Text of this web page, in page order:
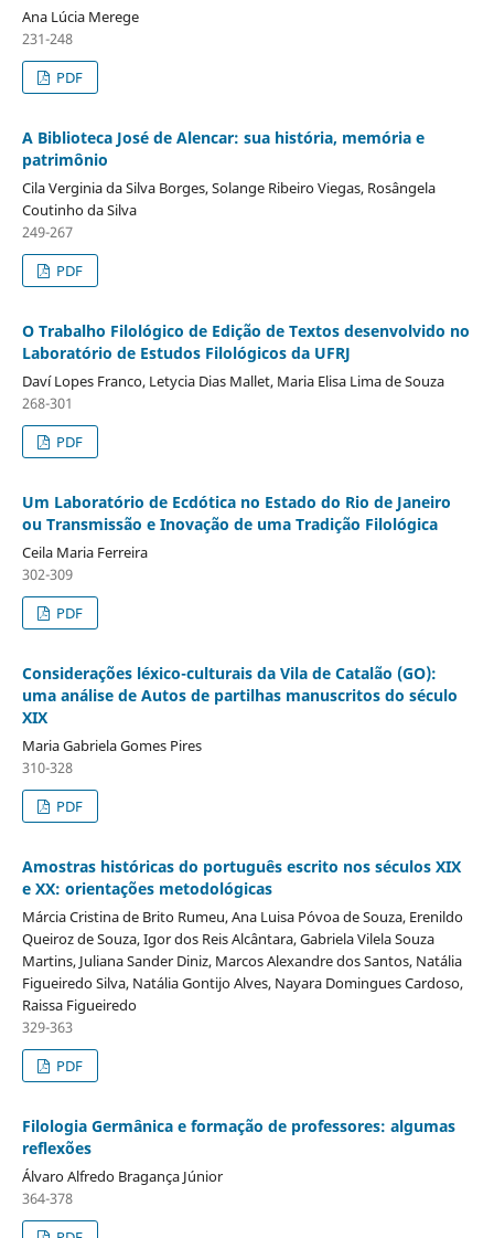
Ana Lúcia Merege
231-248
PDF
A Biblioteca José de Alencar: sua história, memória e
patrimônio
Cila Verginia da Silva Borges, Solange Ribeiro Viegas, Rosângela
Coutinho da Silva
249-267
PDF
O Trabalho Filológico de Edição de Textos desenvolvido no
Laboratório de Estudos Filológicos da UFRJ
Daví Lopes Franco, Letycia Dias Mallet, Maria Elisa Lima de Souza
268-301
PDF
Um Laboratório de Ecdótica no Estado do Rio de Janeiro
ou Transmissão e Inovação de uma Tradição Filológica
Ceila Maria Ferreira
302-309
PDF
Considerações léxico-culturais da Vila de Catalão (GO):
uma análise de Autos de partilhas manuscritos do século
XIX
Maria Gabriela Gomes Pires
310-328
PDF
Amostras históricas do português escrito nos séculos XIX
e XX: orientações metodológicas
Márcia Cristina de Brito Rumeu, Ana Luisa Póvoa de Souza, Erenildo
Queiroz de Souza, Igor dos Reis Alcântara, Gabriela Vilela Souza
Martins, Juliana Sander Diniz, Marcos Alexandre dos Santos, Natália
Figueiredo Silva, Natália Gontijo Alves, Nayara Domingues Cardoso,
Raissa Figueiredo
329-363
PDF
Filologia Germânica e formação de professores: algumas
reflexões
Álvaro Alfredo Bragança Júnior
364-378